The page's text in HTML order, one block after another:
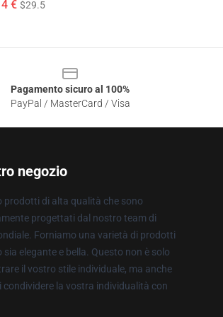
€ $29.5
Pagamento sicuro al 100%
PayPal / MasterCard / Visa
negozio
prodotti di alta qualità che sono
progettati dal nostro team di
Forniamo una varietà di prodotti
sia elegante e bella. Questo non è solo
il vostro stile individuale, ma anche
condividere la vostra individualità con